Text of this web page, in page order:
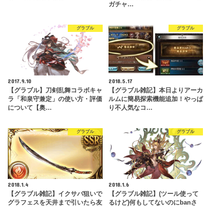
ガチャ…
グラブル
2017.9.10
【グラブル】刀剣乱舞コラボキャ
ラ「和泉守兼定」の使い方・評価
について【奥…
グラブル
2018.5.17
【グラブル雑記】本日よりアーカ
ルムに簡易探索機能追加！やっぱ
り不人気なコ…
グラブル
2018.1.4
【グラブル雑記】イクサバ狙いで
グラフェスを天井まで引いたら友
グラブル
2018.1.6
【グラブル雑記】(ツール使って
るけど)何もしてないのにbanさ